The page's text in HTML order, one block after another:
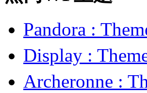
Pandora :
Display :
Archeronne :